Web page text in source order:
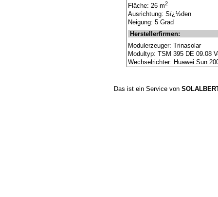
Fläche: 26 m2
Ausrichtung: Sï¿½den
Neigung: 5 Grad
Herstellerfirmen:
Modulerzeuger: Trinasolar
Modultyp: TSM 395 DE 09.08
Wechselrichter: Huawei Sun
Das ist ein Service von